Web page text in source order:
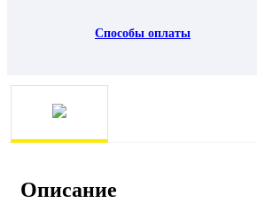
Способы оплаты
Описание